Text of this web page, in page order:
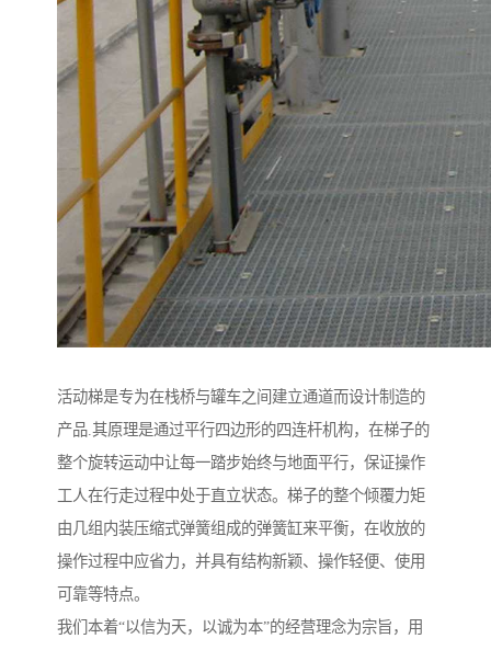
活动梯是专为在栈桥与罐车之间建立通道而设计制造的
产品.其原理是通过平行四边形的四连杆机构，在梯子的
整个旋转运动中让每一踏步始终与地面平行，保证操作
工人在行走过程中处于直立状态。梯子的整个倾覆力矩
由几组内装压缩式弹簧组成的弹簧缸来平衡，在收放的
操作过程中应省力，并具有结构新颖、操作轻便、使用
可靠等特点。
我们本着“以信为天，以诚为本”的经营理念为宗旨，用